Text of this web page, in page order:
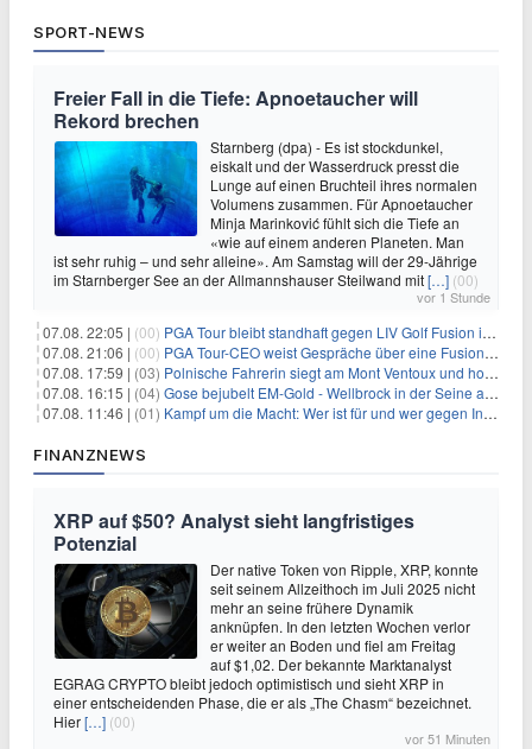
SPORT-NEWS
Freier Fall in die Tiefe: Apnoetaucher will
Rekord brechen
Starnberg (dpa) - Es ist stockdunkel,
eiskalt und der Wasserdruck presst die
Lunge auf einen Bruchteil ihres normalen
Volumens zusammen. Für Apnoetaucher
Minja Marinković fühlt sich die Tiefe an
«wie auf einem anderen Planeten. Man
ist sehr ruhig – und sehr alleine». Am Samstag will der 29-Jährige
im Starnberger See an der Allmannshauser Steilwand mit[…] (00)
vor 1 Stunde
07.08. 22:05 | (00) PGA Tour bleibt standhaft gegen LIV Golf Fusion in einem sich wandelnden Sportumfeld
07.08. 21:06 | (00) PGA Tour-CEO weist Gespräche über eine Fusion mit LIV Golf zurück und bekräftigt die Wettbewerbslandschaft
07.08. 17:59 | (03) Polnische Fahrerin siegt am Mont Ventoux und holt Tour-Gelb
07.08. 16:15 | (04) Gose bejubelt EM-Gold - Wellbrock in der Seine ausgebremst
07.08. 11:46 | (01) Kampf um die Macht: Wer ist für und wer gegen Infantino?
FINANZNEWS
XRP auf $50? Analyst sieht langfristiges
Potenzial
Der native Token von Ripple, XRP, konnte
seit seinem Allzeithoch im Juli 2025 nicht
mehr an seine frühere Dynamik
anknüpfen. In den letzten Wochen verlor
er weiter an Boden und fiel am Freitag
auf $1,02. Der bekannte Marktanalyst
EGRAG CRYPTO bleibt jedoch optimistisch und sieht XRP in
einer entscheidenden Phase, die er als „The Chasm“ bezeichnet.
Hier[…] (00)
vor 51 Minuten